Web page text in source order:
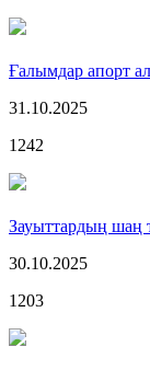
Ғалымдар апорт
31.10.2025
1242
Зауыттардың шаң
30.10.2025
1203